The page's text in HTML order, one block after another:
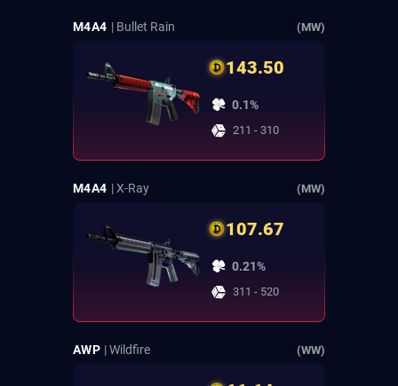
M4A4 | Bullet Rain (MW)
143.50
0.1%
211 - 310
M4A4 | X-Ray (MW)
107.67
0.21%
311 - 520
AWP | Wildfire (WW)